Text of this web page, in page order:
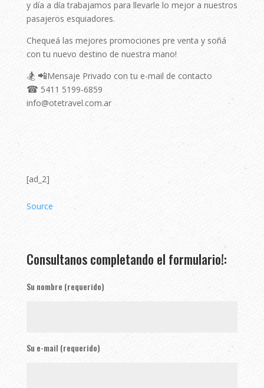
y día a día trabajamos para llevarle lo mejor a nuestros
pasajeros esquiadores.
Chequeá las mejores promociones pre venta y soñá
con tu nuevo destino de nuestra mano!
🏂 📲Mensaje Privado con tu e-mail de contacto⠀⠀⠀
☎ 5411 5199-6859⠀⠀
info@otetravel.com.ar
[ad_2]
Source
Consultanos completando el formulario!:
Su nombre (requerido)
Su e-mail (requerido)